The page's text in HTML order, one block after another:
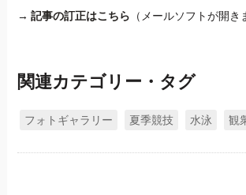
→ 記事の訂正はこちら （メールソフトが開き
関連カテゴリー・タグ
フォトギャラリー 夏季競技 水泳 観